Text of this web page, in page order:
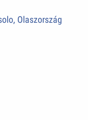
Olaszország